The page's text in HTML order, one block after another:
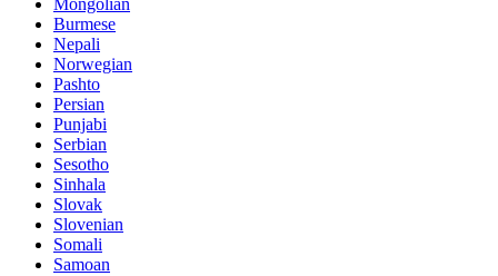
Mongolian
Burmese
Nepali
Norwegian
Pashto
Persian
Punjabi
Serbian
Sesotho
Sinhala
Slovak
Slovenian
Somali
Samoan